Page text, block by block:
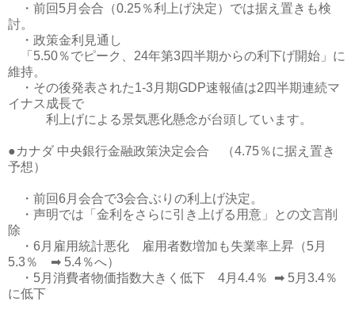
・前回5月会合（0.25％利上げ決定）では据え置きも検
討。
・政策金利見通し
「5.50％でピーク、24年第3四半期からの利下げ開始」に
維持。
・その後発表された1-3月期GDP速報値は2四半期連続マ
イナス成長で
利上げによる景気悪化懸念が台頭しています。
●カナダ 中央銀行金融政策決定会合 （4.75％に据え置き
予想）
・前回6月会合で3会合ぶりの利上げ決定。
・声明では「金利をさらに引き上げる用意」との文言削
除
・6月雇用統計悪化 雇用者数増加も失業率上昇（5月
5.3％ ➡ 5.4％へ）
・5月消費者物価指数大きく低下 4月4.4％ ➡ 5月3.4％
に低下